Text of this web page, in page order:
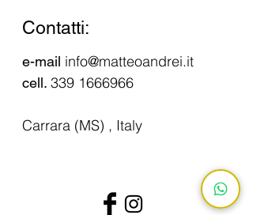
Contatti:
e-mail info@matteoandrei.it
cell. 339 1666966
Carrara (MS) , Italy